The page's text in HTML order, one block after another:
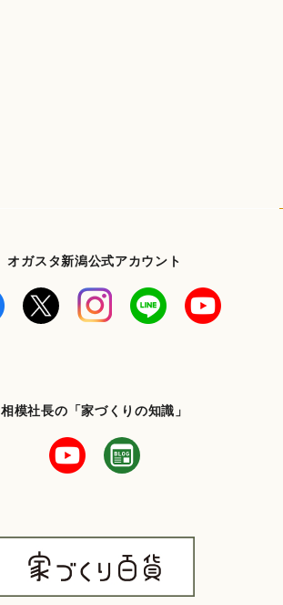
オガスタ新潟公式アカウント
相模社長の「家づくりの知識」